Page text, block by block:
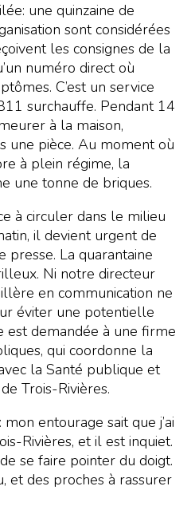
une quinzaine de
sont considérées
les consignes de la
numéro direct où
C’est un service
surchauffe. Pendant 14
à la maison,
une pièce. Au moment où
à plein régime, la
une tonne de briques.
à circuler dans le milieu
il devient urgent de
presse. La quarantaine
Ni notre directeur
en communication ne
éviter une potentielle
est demandée à une firme
qui coordonne la
la Santé publique et
Trois-Rivières.
entourage sait que j’ai
Rivières, et il est inquiet.
se faire pointer du doigt.
et des proches à rassurer